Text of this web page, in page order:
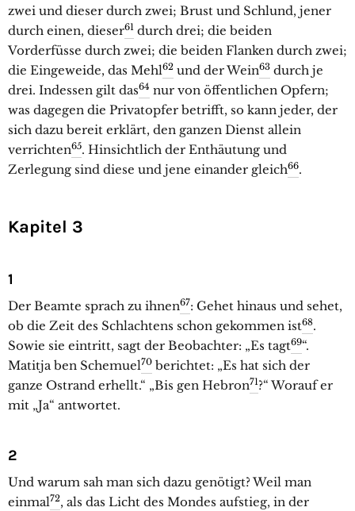
zwei und dieser durch zwei; Brust und Schlund, jener
durch einen, dieser61 durch drei; die beiden
Vorderfüsse durch zwei; die beiden Flanken durch zwei;
die Eingeweide, das Mehl62 und der Wein63 durch je
drei. Indessen gilt das64 nur von öffentlichen Opfern;
was dagegen die Privatopfer betrifft, so kann jeder, der
sich dazu bereit erklärt, den ganzen Dienst allein
verrichten65. Hinsichtlich der Enthäutung und
Zerlegung sind diese und jene einander gleich66.
Kapitel 3
1
Der Beamte sprach zu ihnen67: Gehet hinaus und sehet,
ob die Zeit des Schlachtens schon gekommen ist68.
Sowie sie eintritt, sagt der Beobachter: „Es tagt69“.
Matitja ben Schemuel70 berichtet: „Es hat sich der
ganze Ostrand erhellt.“ „Bis gen Hebron71?“ Worauf er
mit „Ja“ antwortet.
2
Und warum sah man sich dazu genötigt? Weil man
einmal72, als das Licht des Mondes aufstieg, in der